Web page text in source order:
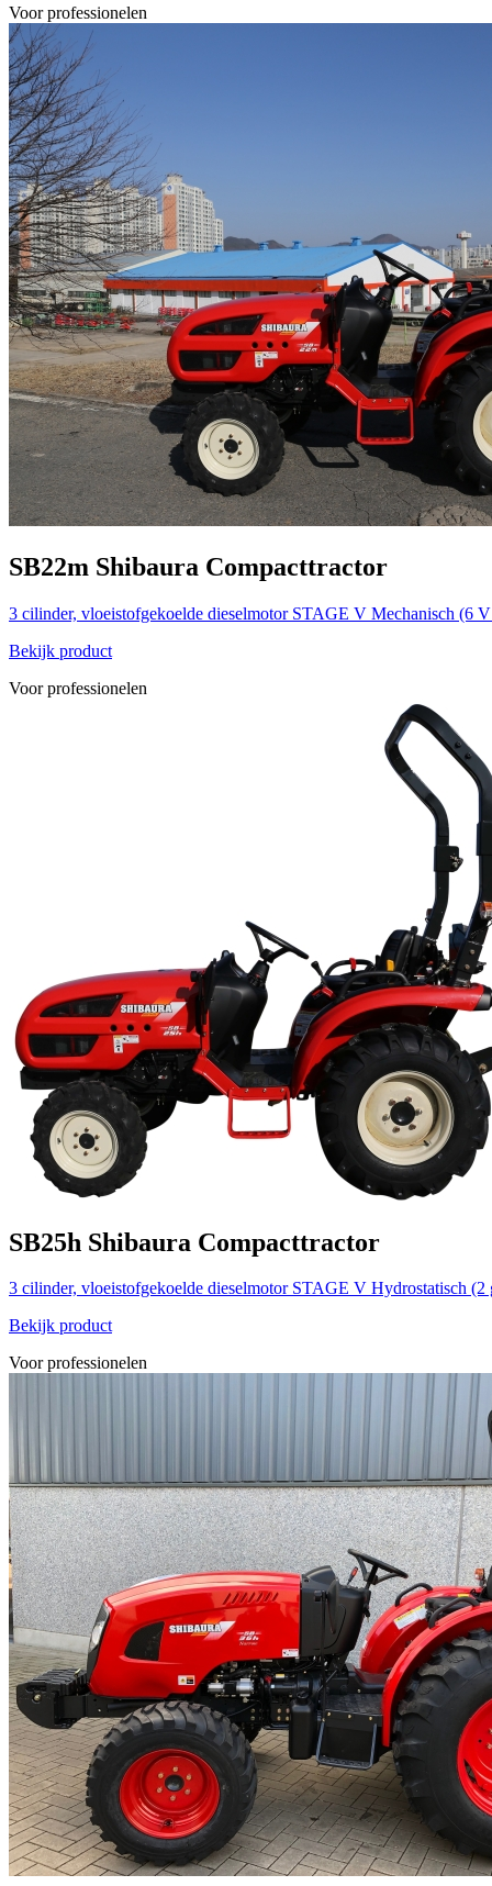
Voor professionelen
SB22m Shibaura Compacttractor
3 cilinder, vloeistofgekoelde dieselmotor STAGE V Mechanisch (6
Bekijk product
Voor professionelen
SB25h Shibaura Compacttractor
3 cilinder, vloeistofgekoelde dieselmotor STAGE V Hydrostatisch (2
Bekijk product
Voor professionelen